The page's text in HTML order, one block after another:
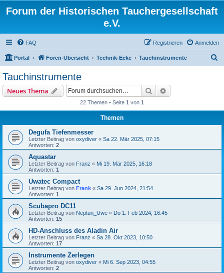
Forum der Historischen Tauchergesellschaft
e.V.
FAQ Anmelden
Registrieren
Portal Foren-Übersicht Technik-Ecke Tauchinstrumente
Tauchinstrumente
Neues Thema Suche
22 Themen • Seite 1 von 1
Themen
Degufa Tiefenmesser
Letzter Beitrag von oxydiver « Sa 22. Mär 2025, 07:15
Antworten: 2
Aquastar
Letzter Beitrag von Franz « Mi 19. Mär 2025, 16:18
Antworten: 1
Uwatec Compact
Letzter Beitrag von Frank « Sa 29. Jun 2024, 21:54
Antworten: 1
Scubapro DC11
Letzter Beitrag von Neptun_Uwe « Do 1. Feb 2024, 16:45
Antworten: 15
HD-Anschluss des Aladin Air
Letzter Beitrag von Franz « Sa 28. Okt 2023, 10:50
Antworten: 17
Instrumente Zerlegen
Letzter Beitrag von oxydiver « Mi 6. Sep 2023, 04:55
Antworten: 2